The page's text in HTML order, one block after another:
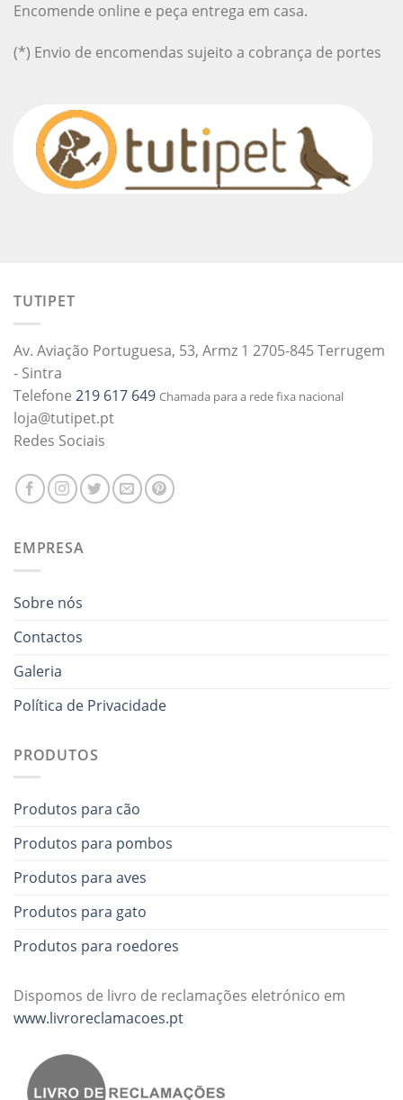
Encomende online e peça entrega em casa.
(*) Envio de encomendas sujeito a cobrança de portes
TUTIPET
Av. Aviação Portuguesa, 53, Armz 1 2705-845 Terrugem
- Sintra
Telefone 219 617 649 Chamada para a rede fixa nacional
loja@tutipet.pt
Redes Sociais
EMPRESA
Sobre nós
Contactos
Galeria
Política de Privacidade
PRODUTOS
Produtos para cão
Produtos para pombos
Produtos para aves
Produtos para gato
Produtos para roedores
Dispomos de livro de reclamações eletrónico em
www.livroreclamacoes.pt